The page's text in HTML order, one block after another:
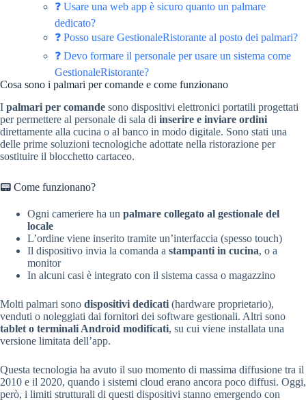
❓ Usare una web app è sicuro quanto un palmare
dedicato?
❓ Posso usare GestionaleRistorante al posto dei palmari?
❓ Devo formare il personale per usare un sistema come
GestionaleRistorante?
Cosa sono i palmari per comande e come funzionano
I palmari per comande sono dispositivi elettronici portatili progettati
per permettere al personale di sala di inserire e inviare ordini
direttamente alla cucina o al banco in modo digitale. Sono stati una
delle prime soluzioni tecnologiche adottate nella ristorazione per
sostituire il blocchetto cartaceo.
📟 Come funzionano?
Ogni cameriere ha un palmare collegato al gestionale del
locale
L’ordine viene inserito tramite un’interfaccia (spesso touch)
Il dispositivo invia la comanda a stampanti in cucina, o a
monitor
In alcuni casi è integrato con il sistema cassa o magazzino
Molti palmari sono dispositivi dedicati (hardware proprietario),
venduti o noleggiati dai fornitori dei software gestionali. Altri sono
tablet o terminali Android modificati, su cui viene installata una
versione limitata dell’app.
Questa tecnologia ha avuto il suo momento di massima diffusione tra il
2010 e il 2020, quando i sistemi cloud erano ancora poco diffusi. Oggi,
però, i limiti strutturali di questi dispositivi stanno emergendo con